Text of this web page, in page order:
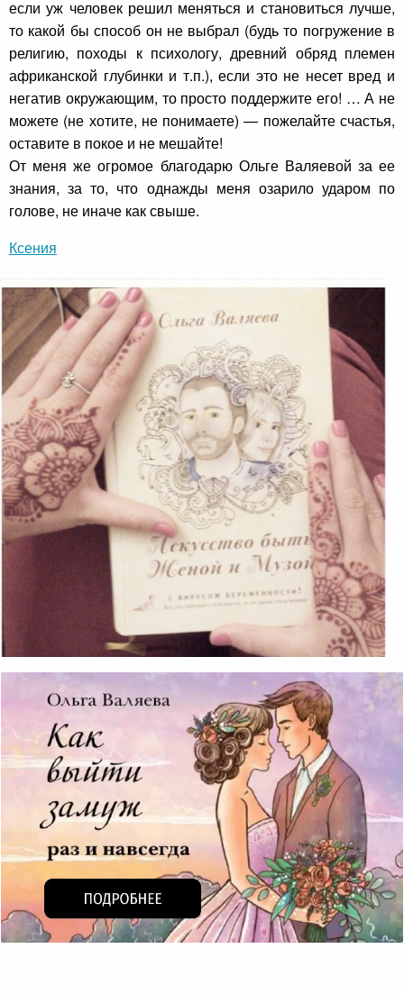
если уж человек решил меняться и становиться лучше,
то какой бы способ он не выбрал (будь то погружение в
религию, походы к психологу, древний обряд племен
африканской глубинки и т.п.), если это не несет вред и
негатив окружающим, то просто поддержите его! … А не
можете (не хотите, не понимаете) — пожелайте счастья,
оставите в покое и не мешайте!
От меня же огромое благодарю Ольге Валяевой за ее
знания, за то, что однажды меня озарило ударом по
голове, не иначе как свыше.
Ксения